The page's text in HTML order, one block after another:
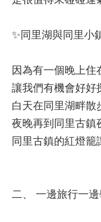
✨同里湖與同里小
因為有一個晚上住
讓我們有機會好好
白天在同里湖畔散
夜晚再到同里古鎮
同里古鎮的紅燈籠
二、 一邊旅行一